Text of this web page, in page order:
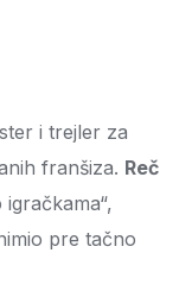
i trejler za
franšiza. Reč
igračkama“,
pre tačno